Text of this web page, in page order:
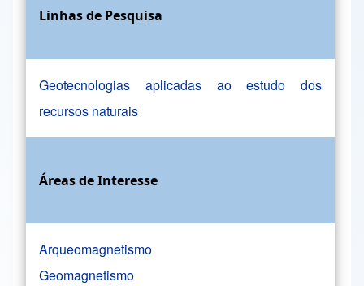
Linhas de Pesquisa
Geotecnologias aplicadas ao estudo dos
recursos naturais
Áreas de Interesse
Arqueomagnetismo
Geomagnetismo